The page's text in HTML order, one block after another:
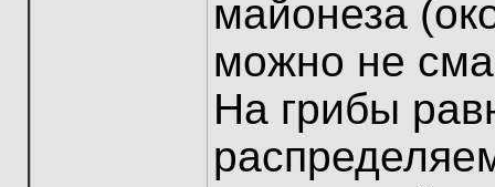
майонеза
можно не
На грибы